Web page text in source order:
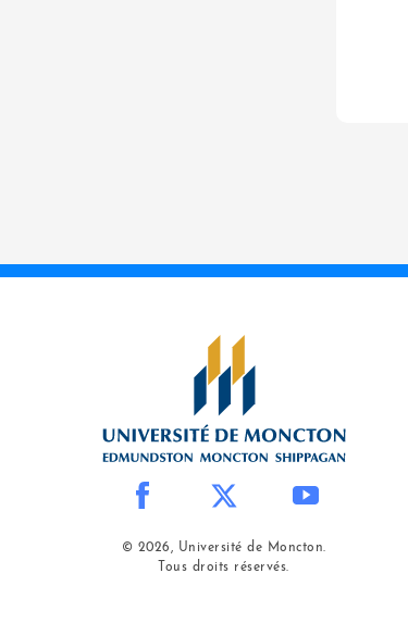
© 2026, Université de Moncton.
Tous droits réservés.